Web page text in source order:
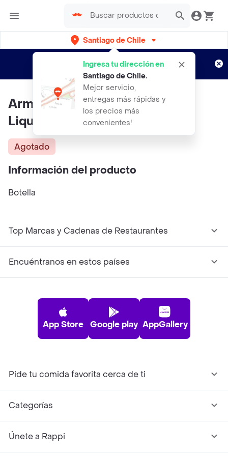
Santiago de Chile
Ingresa tu dirección en
Santiago de Chile.
Mejor servicio,
entregas más rápidas y
los precios más
convenientes!
envíos gratis por semanas
Aplican TyC
Arm & Hammer Detergente
Liquido Clean Burst 1.47 L
Agotado
Información del producto
Botella
Top Marcas y Cadenas de Restaurantes
Encuéntranos en estos países
App Store Google play AppGallery
Pide tu comida favorita cerca de ti
Categorías
Únete a Rappi